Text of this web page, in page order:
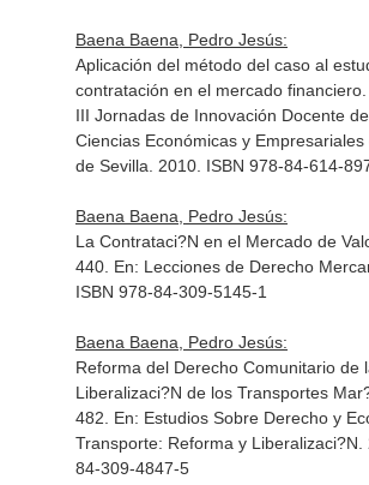
Baena Baena, Pedro Jesús:
Aplicación del método del caso al
contratación en el mercado financiero.
III Jornadas de Innovación Docente
Ciencias Económicas y
de Sevilla . 2010. ISBN 978-84-614-
Baena Baena, Pedro Jesús:
La Contrataci?N en el Mercado de
440. En: Lecciones de Derecho
ISBN 978-84-309-5145-1
Baena Baena, Pedro Jesús:
Reforma del Derecho Comunitario de
Liberalizaci?N de los Transportes
482. En: Estudios Sobre Derecho y
Transporte: Reforma y Liberalizaci?N
84-309-4847-5